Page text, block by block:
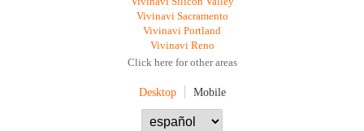
Vivinavi Sacramento
Vivinavi Portland
Vivinavi Reno
Click here for other areas
Desktop Mobile